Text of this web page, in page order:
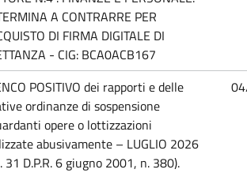
A CONTRARRE PER
DI FIRMA DIGITALE DI
- CIG: BCA0ACB167
POSITIVO dei rapporti e delle
ordinanze di sospensione
opere o lottizzazioni
abusivamente – LUGLIO 2026
31 D.P.R. 6 giugno 2001, n. 380).